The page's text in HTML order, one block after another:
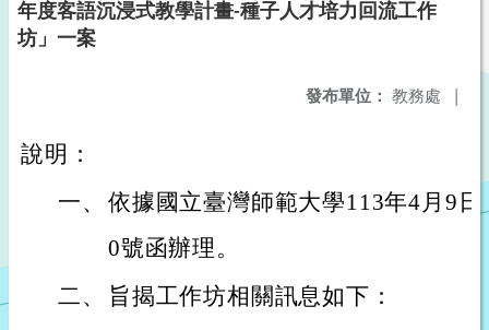
年度客語沉浸式教學計畫-種子人才培力回流工作
坊」一案
發布單位： 教務處 |
說明：
一、 依據國立臺灣師範大學113年4月9
0號函辦理。
二、
旨揭工作坊相關訊息如下：